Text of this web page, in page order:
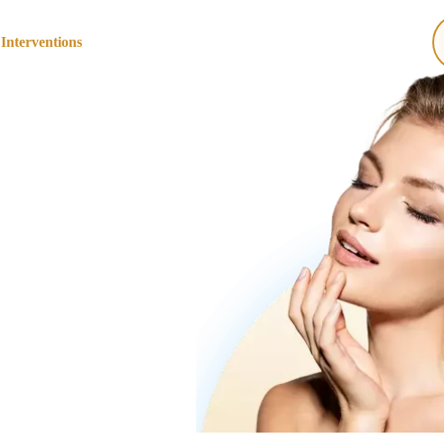
Interventions